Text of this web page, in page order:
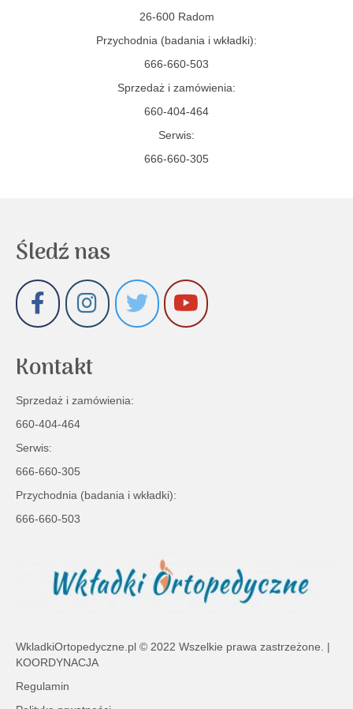
26-600 Radom
Przychodnia (badania i wkładki):
666-660-503
Sprzedaż i zamówienia:
660-404-464
Serwis:
666-660-305
Śledź nas
Kontakt
Sprzedaż i zamówienia:
660-404-464
Serwis:
666-660-305
Przychodnia (badania i wkładki):
666-660-503
WkladkiOrtopedyczne.pl © 2022 Wszelkie prawa zastrzeżone. |
KOORDYNACJA
Regulamin